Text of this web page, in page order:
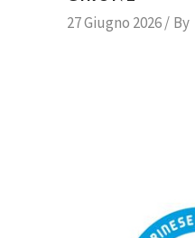
27 Giugno 2026 By